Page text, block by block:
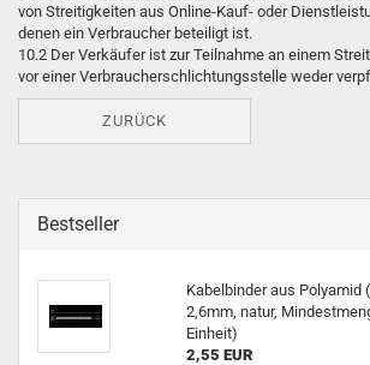
von Streitigkeiten aus Online-Kauf- oder
denen ein Verbraucher beteiligt ist.
10.2 Der Verkäufer ist zur Teilnahme an einem
vor einer Verbraucherschlichtungsstelle weder
ZURÜCK
Bestseller
Ka­bel­bin­der aus Po­ly­amid
2,6mm, natur,
Ein­heit)
2,55 EUR